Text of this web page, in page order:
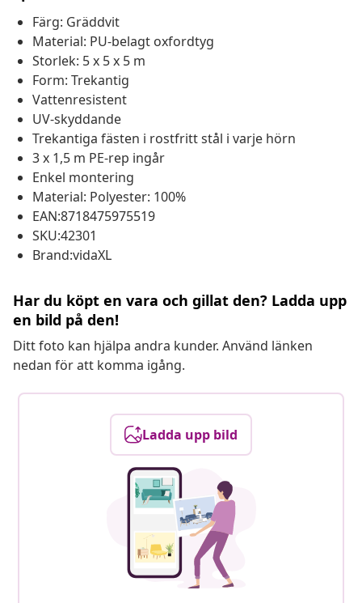
Färg: Gräddvit
Material: PU-belagt oxfordtyg
Storlek: 5 x 5 x 5 m
Form: Trekantig
Vattenresistent
UV-skyddande
Trekantiga fästen i rostfritt stål i varje hörn
3 x 1,5 m PE-rep ingår
Enkel montering
Material: Polyester: 100%
EAN:8718475975519
SKU:42301
Brand:vidaXL
Har du köpt en vara och gillat den? Ladda upp
en bild på den!
Ditt foto kan hjälpa andra kunder. Använd länken
nedan för att komma igång.
Ladda upp bild